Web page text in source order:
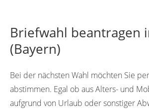
Briefwahl beantragen
(Bayern)
Bei der nächsten Wahl möchten Sie
abstimmen. Egal ob aus Alters- und
aufgrund von Urlaub oder sonstiger